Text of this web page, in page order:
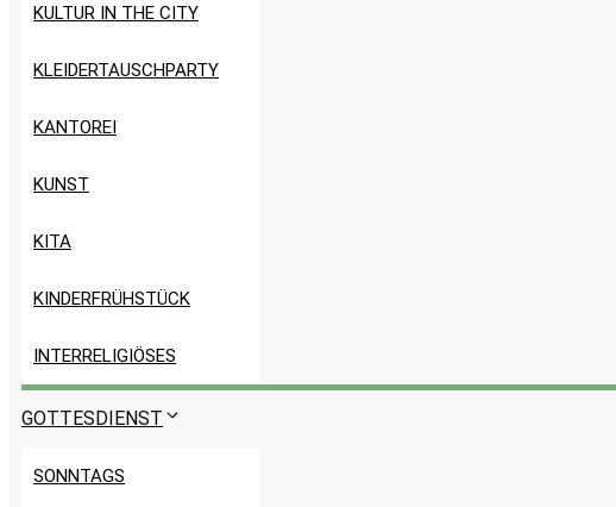
KULTUR IN THE CITY
KLEIDERTAUSCHPARTY
KANTOREI
KUNST
KITA
KINDERFRÜHSTÜCK
INTERRELIGIÖSES
GOTTESDIENST
SONNTAGS